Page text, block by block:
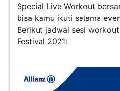
Special Live Workout
bisa kamu ikuti selama
Berikut jadwal sesi
Festival 2021: